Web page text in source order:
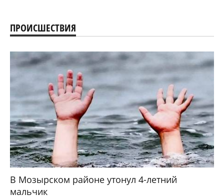
ПРОИСШЕСТВИЯ
В Мозырском районе утонул 4-летний
мальчик